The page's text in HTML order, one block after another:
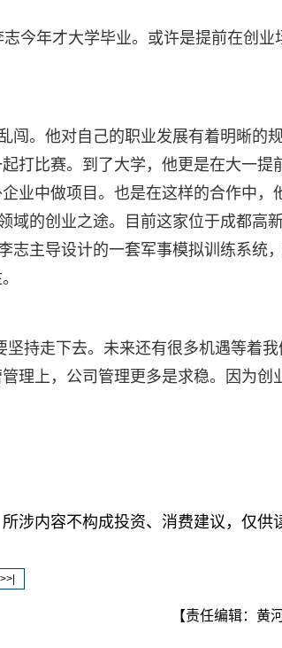
今年才大学毕业。或许是提前在创业
闯。他对自己的职业发展有着明晰的
打比赛。到了大学，他更是在大一提
业中做项目。也是在这样的合作中，
域的创业之途。目前这家位于成都高
志主导设计的一套军事模拟训练系统
持走下去。未来还有很多机遇等着我
理上，公司管理更多是求稳。因为创
涉内容不构成投资、消费建议，仅供
>>|
【责任编辑：黄